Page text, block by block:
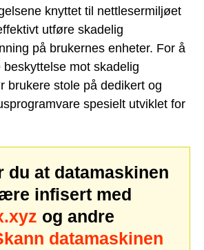
knyttet til nettlesermiljøet
utføre skadelig
på brukernes enheter. For å
mot skadelig
brukere stole på dedikert og
spesielt utviklet for
du at datamaskinen
infisert med
og andre
datamaskinen